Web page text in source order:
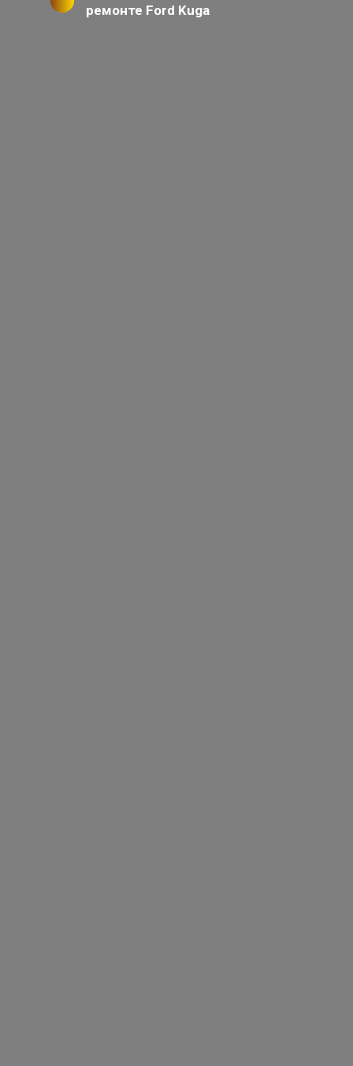
ремонте Ford Kuga